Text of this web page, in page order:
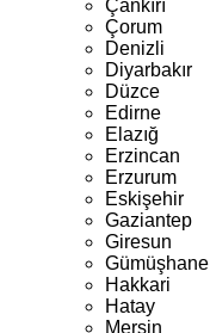
Çankırı
Çorum
Denizli
Diyarbakır
Düzce
Edirne
Elazığ
Erzincan
Erzurum
Eskişehir
Gaziantep
Giresun
Gümüşhane
Hakkari
Hatay
Mersin